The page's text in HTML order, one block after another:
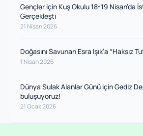
Gençler için Kuş Okulu 18-19 Nisan’da
Gerçekleşti
21 Nisan 2026
Doğasını Savunan Esra Işık’a “Haksız
1 Nisan 2026
Dünya Sulak Alanlar Günü için Gediz
buluşuyoruz!
21 Ocak 2026